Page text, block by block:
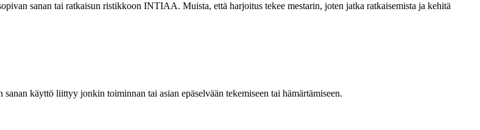
sanan tai ratkaisun ristikkoon INTIAA. Muista, että harjoitus tekee mestarin, joten jatka ratkaisemista ja kehitä
käyttö liittyy jonkin toiminnan tai asian epäselvään tekemiseen tai hämärtämiseen.